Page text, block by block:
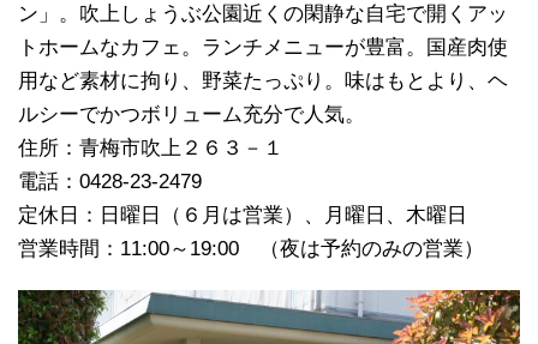
ン」。吹上しょうぶ公園近くの閑静な自宅で開くアッ
トホームなカフェ。ランチメニューが豊富。国産肉使
用など素材に拘り、野菜たっぷり。味はもとより、ヘ
ルシーでかつボリューム充分で人気。
住所：青梅市吹上２６３－１
電話：0428-23-2479
定休日：日曜日（６月は営業）、月曜日、木曜日
営業時間：11:00～19:00 （夜は予約のみの営業）